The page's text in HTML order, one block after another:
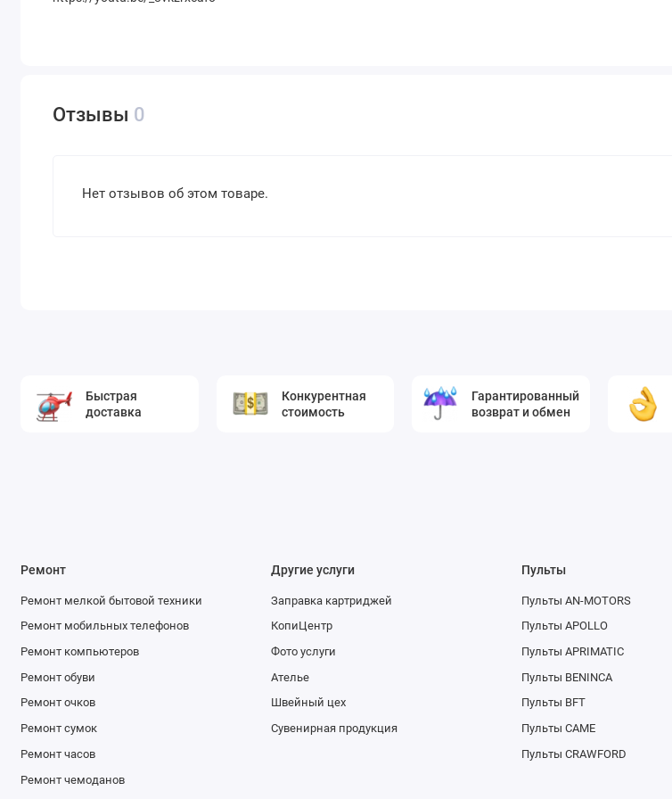
Отзывы 0
Нет отзывов об этом товаре.
Быстрая
доставка
Конкурентная
стоимость
Гарантированный
возврат и обмен
Ремонт
Ремонт мелкой бытовой техники
Ремонт мобильных телефонов
Ремонт компьютеров
Ремонт обуви
Ремонт очков
Ремонт сумок
Ремонт часов
Ремонт чемоданов
Другие услуги
Заправка картриджей
КопиЦентр
Фото услуги
Ателье
Швейный цех
Сувенирная продукция
Пульты
Пульты AN-MOTORS
Пульты APOLLO
Пульты APRIMATIC
Пульты BENINCA
Пульты BFT
Пульты CAME
Пульты CRAWFORD